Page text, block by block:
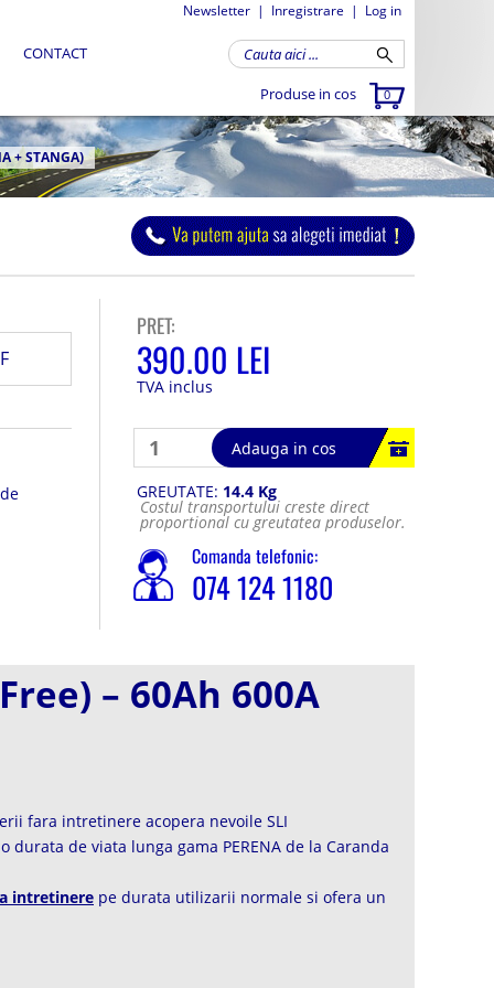
Newsletter | Inregistrare | Log in
Produse in cos 0
CONTACT
+ STANGA)
PRET:
390.00 LEI
TVA inclus
Adauga in cos
GREUTATE: 14.4 Kg
Costul transportului creste direct
proportional cu greutatea produselor.
Comanda telefonic:
074 124 1180
– 60Ah 600A
fara intretinere acopera nevoile SLI
de viata lunga gama PERENA de la Caranda
intretinere pe durata utilizarii normale si ofera un